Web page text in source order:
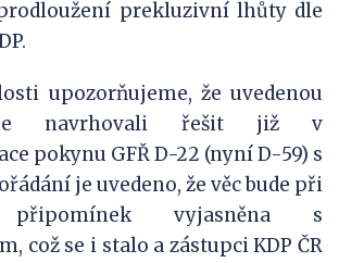
prekluzivní lhůty dle
upozorňujeme, že uvedenou
navrhovali řešit již v
pokynu GFŘ D-22 (nyní D-59) s
je uvedeno, že věc bude při
připomínek vyjasněna s
což se i stalo a zástupci KDP ČR